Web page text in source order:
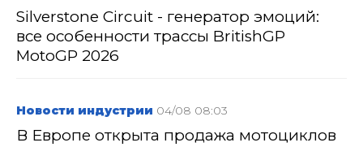
Silverstone Circuit - генератор эмоций:
все особенности трассы BritishGP
MotoGP 2026
Новости индустрии 04/08 08:03
В Европе открыта продажа мотоциклов